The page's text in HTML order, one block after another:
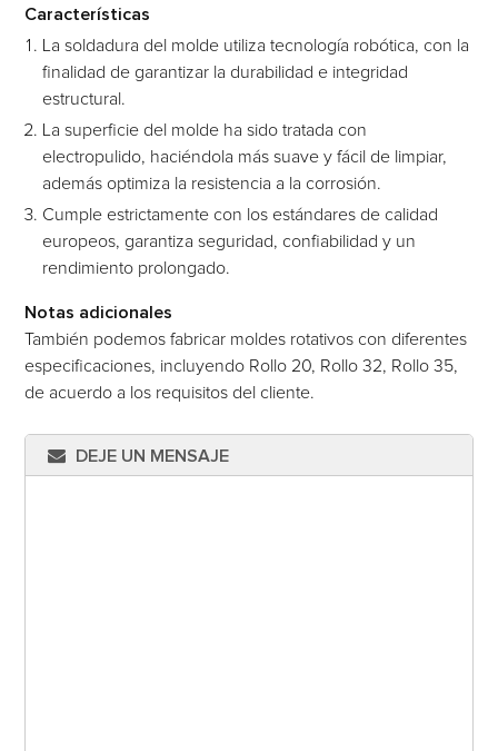
Características
La soldadura del molde utiliza tecnología robótica, con la
finalidad de garantizar la durabilidad e integridad
estructural.
La superficie del molde ha sido tratada con
electropulido, haciéndola más suave y fácil de limpiar,
además optimiza la resistencia a la corrosión.
Cumple estrictamente con los estándares de calidad
europeos, garantiza seguridad, confiabilidad y un
rendimiento prolongado.
Notas adicionales
También podemos fabricar moldes rotativos con diferentes
especificaciones, incluyendo Rollo 20, Rollo 32, Rollo 35,
de acuerdo a los requisitos del cliente.
DEJE UN MENSAJE